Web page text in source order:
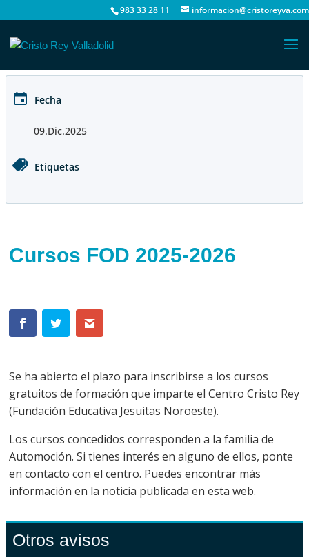
983 33 28 11 informacion@cristoreyva.com
Fecha
09.Dic.2025
Etiquetas
Cursos FOD 2025-2026
Se ha abierto el plazo para inscribirse a los cursos
gratuitos de formación que imparte el Centro Cristo Rey
(Fundación Educativa Jesuitas Noroeste).
Los cursos concedidos corresponden a la familia de
Automoción. Si tienes interés en alguno de ellos, ponte
en contacto con el centro. Puedes encontrar más
información en la noticia publicada en esta web.
Otros avisos